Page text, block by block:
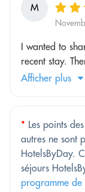
M
I wanted to
recent stay.
Afficher plus
* Les points
autres ne sont
HotelsByDay.
séjours
programme